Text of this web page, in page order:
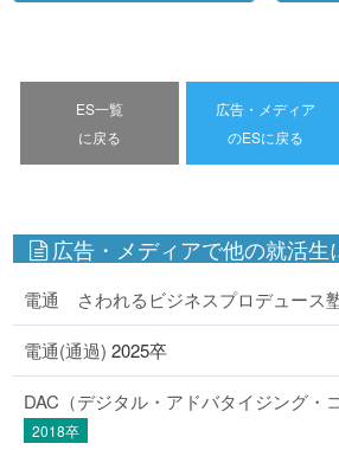
ES一覧
に戻る
広告・メディア
のESに戻る
広告・メディアで他の就活
電通 さわれるビジネスプロデュース
電通(通過) 2025卒
DAC（デジタル・アドバタイジング・
2018卒